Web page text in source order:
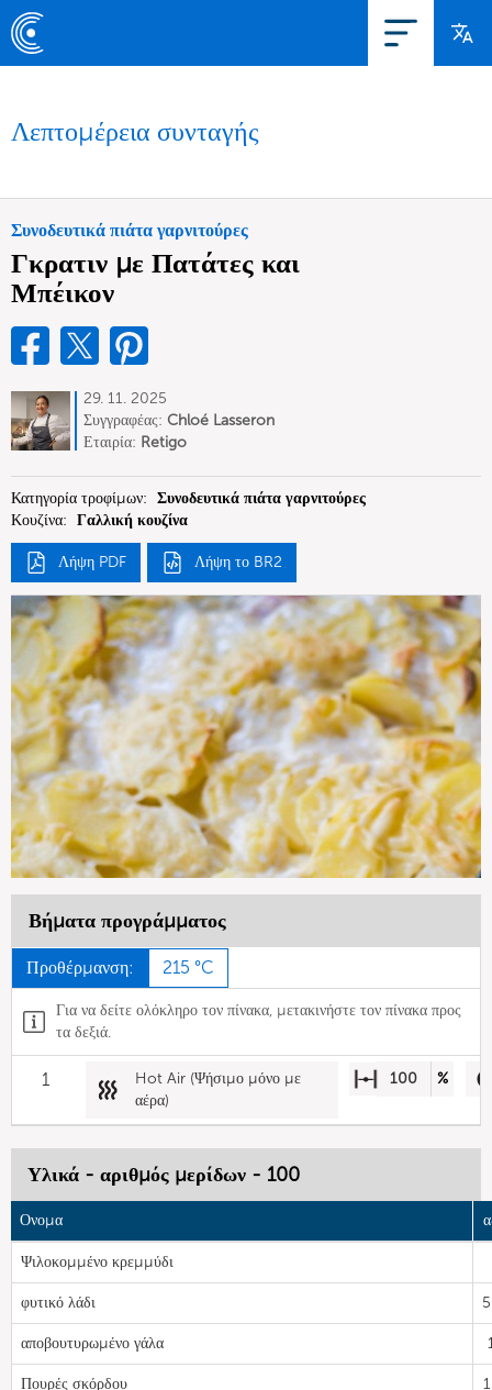
Λεπτομέρεια συνταγής
Συνοδευτικά πιάτα γαρνιτούρες
Γκρατιν με Πατάτες και
Μπέικον
29. 11. 2025
Συγγραφέας: Chloé Lasseron
Εταιρία: Retigo
Κατηγορία τροφίμων: Συνοδευτικά πιάτα γαρνιτούρες
Κουζίνα: Γαλλική κουζίνα
Λήψη PDF Λήψη το BR2
Βήματα προγράμματος
Προθέρμανση: 215 °C
Για να δείτε ολόκληρο τον πίνακα, μετακινήστε τον πίνακα προς
τα δεξιά.
1
Hot Air (Ψήσιμο μόνο με
αέρα)
100 %
Υλικά - αριθμός μερίδων - 100
Ονομα
Ψιλοκομμένο κρεμμύδι
φυτικό λάδι
αποβουτυρωμένο γάλα
Πουρές σκόρδου